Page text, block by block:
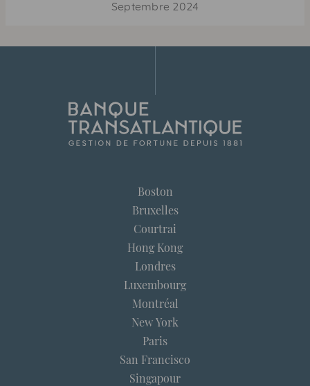
Septembre 2024
Boston
Bruxelles
Courtrai
Hong Kong
Londres
Luxembourg
Montréal
New York
Paris
San Francisco
Singapour